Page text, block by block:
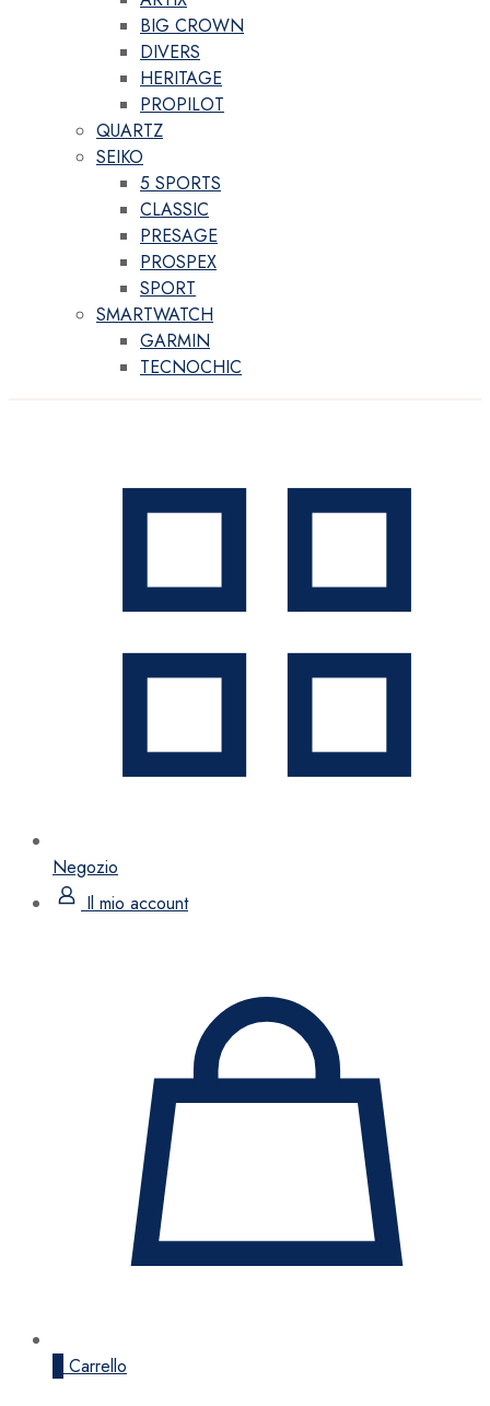
BIG CROWN
DIVERS
HERITAGE
PROPILOT
QUARTZ
SEIKO
5 SPORTS
CLASSIC
PRESAGE
PROSPEX
SPORT
SMARTWATCH
GARMIN
TECNOCHIC
Negozio
Il mio account
Carrello